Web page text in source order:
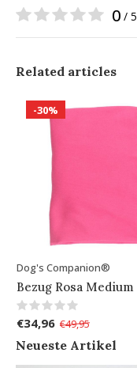
0 / 5
Related articles
-30%
Dog's Companion®
Bezug Rosa Medium
€34,96 €49,95
Neueste Artikel